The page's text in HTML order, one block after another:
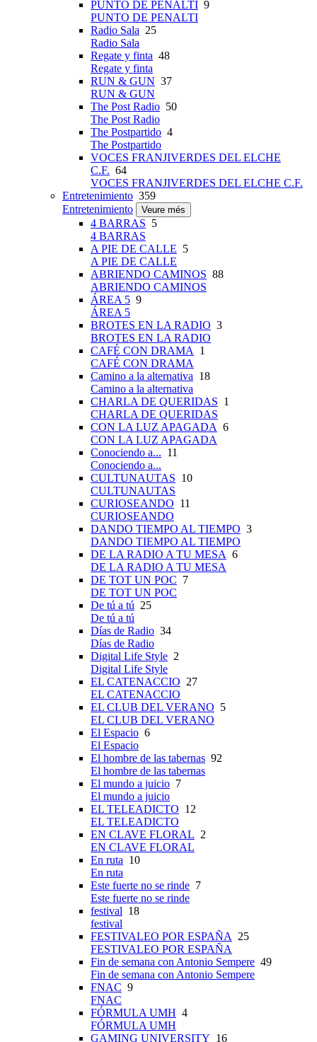
PUNTO DE PENALTI 9
PUNTO DE PENALTI
Radio Sala 25
Radio Sala
Regate y finta 48
Regate y finta
RUN & GUN 37
RUN & GUN
The Post Radio 50
The Post Radio
The Postpartido 4
The Postpartido
VOCES FRANJIVERDES DEL ELCHE
C.F. 64
VOCES FRANJIVERDES DEL ELCHE C.F.
Entretenimiento 359
Entretenimiento
Veure més
4 BARRAS 5
4 BARRAS
A PIE DE CALLE 5
A PIE DE CALLE
ABRIENDO CAMINOS 88
ABRIENDO CAMINOS
ÁREA 5 9
ÁREA 5
BROTES EN LA RADIO 3
BROTES EN LA RADIO
CAFÉ CON DRAMA 1
CAFÉ CON DRAMA
Camino a la alternativa 18
Camino a la alternativa
CHARLA DE QUERIDAS 1
CHARLA DE QUERIDAS
CON LA LUZ APAGADA 6
CON LA LUZ APAGADA
Conociendo a... 11
Conociendo a...
CULTUNAUTAS 10
CULTUNAUTAS
CURIOSEANDO 11
CURIOSEANDO
DANDO TIEMPO AL TIEMPO 3
DANDO TIEMPO AL TIEMPO
DE LA RADIO A TU MESA 6
DE LA RADIO A TU MESA
DE TOT UN POC 7
DE TOT UN POC
De tú a tú 25
De tú a tú
Días de Radio 34
Días de Radio
Digital Life Style 2
Digital Life Style
EL CATENACCIO 27
EL CATENACCIO
EL CLUB DEL VERANO 5
EL CLUB DEL VERANO
El Espacio 6
El Espacio
El hombre de las tabernas 92
El hombre de las tabernas
El mundo a juicio 7
El mundo a juicio
EL TELEADICTO 12
EL TELEADICTO
EN CLAVE FLORAL 2
EN CLAVE FLORAL
En ruta 10
En ruta
Este fuerte no se rinde 7
Este fuerte no se rinde
festival 18
festival
FESTIVALEO POR ESPAÑA 25
FESTIVALEO POR ESPAÑA
Fin de semana con Antonio Sempere 49
Fin de semana con Antonio Sempere
FNAC 9
FNAC
FÓRMULA UMH 4
FÓRMULA UMH
GAMING UNIVERSITY 16